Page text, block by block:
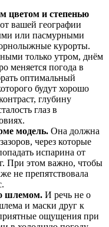
цветом и степенью
вашей географии
или пасмурными
курорты.
только утром, днём
меняется погода в
оптимальный
будут хорошо
глубину
глаз в
модель. Она должна
через которые
испарина от
При этом важно, чтобы
не препятствовала
шлемом. И речь не о
и маски друг к
ощущения при